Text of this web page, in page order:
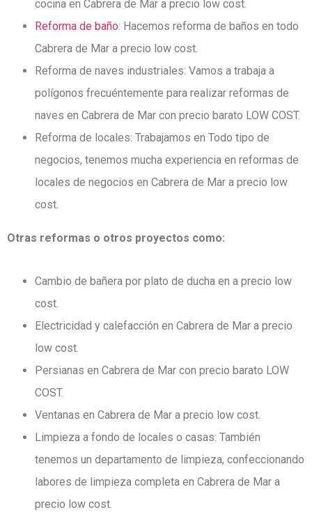
cocina en Cabrera de Mar a precio low cost.
Reforma de baño: Hacemos reforma de baños en todo
Cabrera de Mar a precio low cost.
Reforma de naves industriales: Vamos a trabaja a
polígonos frecuéntemente para realizar reformas de
naves en Cabrera de Mar con precio barato LOW COST.
Reforma de locales: Trabajamos en Todo tipo de
negocios, tenemos mucha experiencia en reformas de
locales de negocios en Cabrera de Mar a precio low
cost.
Otras reformas o otros proyectos como:
Cambio de bañera por plato de ducha en a precio low
cost.
Electricidad y calefacción en Cabrera de Mar a precio
low cost.
Persianas en Cabrera de Mar con precio barato LOW
COST.
Ventanas en Cabrera de Mar a precio low cost.
Limpieza a fondo de locales o casas: También
tenemos un departamento de limpieza, confeccionando
labores de limpieza completa en Cabrera de Mar a
precio low cost.